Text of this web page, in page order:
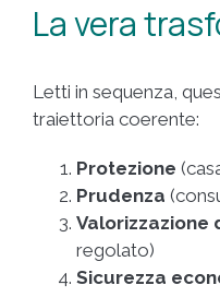
La vera
Letti in sequenza,
traiettoria coerente:
Protezione
Prudenza
Valorizzazione
regolato)
Sicurezza